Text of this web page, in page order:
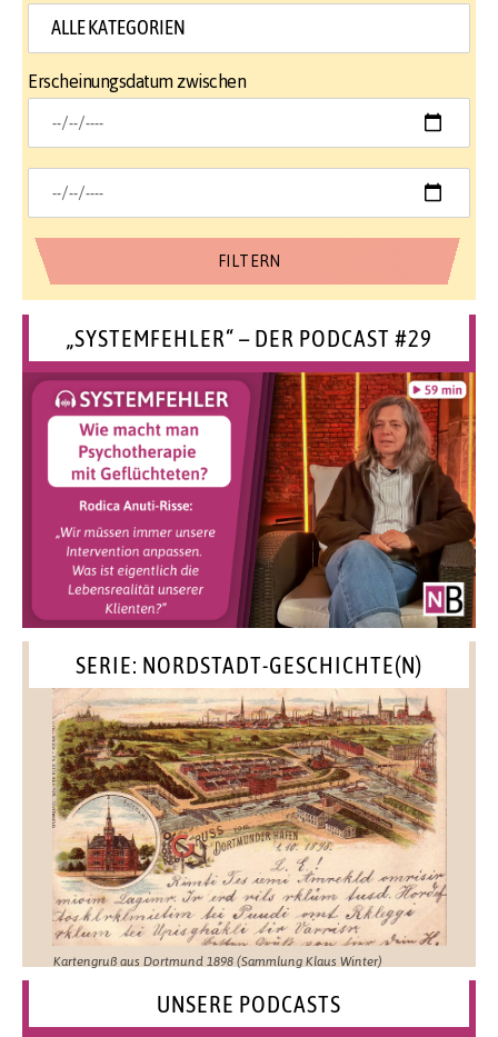
Erscheinungsdatum zwischen
„SYSTEMFEHLER“ – DER PODCAST #29
SERIE: NORDSTADT-GESCHICHTE(N)
Kartengruß aus Dortmund 1898 (Sammlung Klaus Winter)
UNSERE PODCASTS